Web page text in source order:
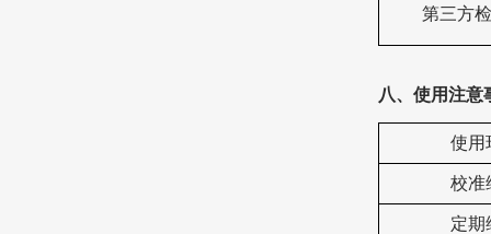
第三方
八、 使用注意
使用
校准
定期